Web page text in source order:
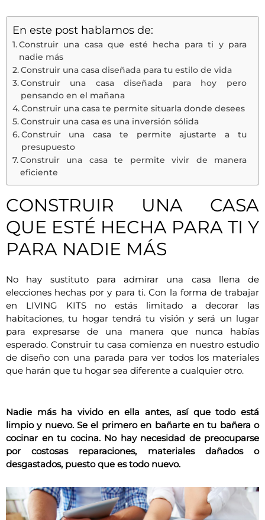
En este post hablamos de:
Construir una casa que esté hecha para ti y para
nadie más
Construir una casa diseñada para tu estilo de vida
Construir una casa diseñada para hoy pero
pensando en el mañana
Construir una casa te permite situarla donde desees
Construir una casa es una inversión sólida
Construir una casa te permite ajustarte a tu
presupuesto
Construir una casa te permite vivir de manera
eficiente
CONSTRUIR UNA CASA
QUE ESTÉ HECHA PARA TI Y
PARA NADIE MÁS
No hay sustituto para admirar una casa llena de
elecciones hechas por y para ti. Con la forma de trabajar
en LIVING KITS no estás limitado a decorar las
habitaciones, tu hogar tendrá tu visión y será un lugar
para expresarse de una manera que nunca habías
esperado. Construir tu casa comienza en nuestro estudio
de diseño con una parada para ver todos los materiales
que harán que tu hogar sea diferente a cualquier otro.
Nadie más ha vivido en ella antes, así que todo está
limpio y nuevo. Se el primero en bañarte en tu bañera o
cocinar en tu cocina. No hay necesidad de preocuparse
por costosas reparaciones, materiales dañados o
desgastados, puesto que es todo nuevo.